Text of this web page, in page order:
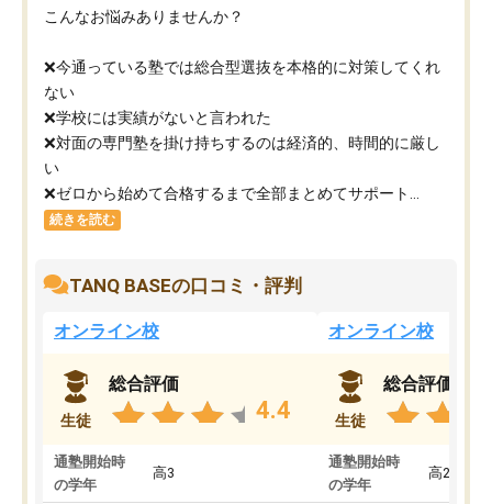
こんなお悩みありませんか？
❌今通っている塾では総合型選抜を本格的に対策してくれ
ない
❌学校には実績がないと言われた
❌対面の専門塾を掛け持ちするのは経済的、時間的に厳し
い
❌ゼロから始めて合格するまで全部まとめてサポート...
続きを読む
TANQ BASEの口コミ・評判
オンライン校
生徒
総合評価
4.4
通塾開始時
の学年
高3
オンライン校
生徒
総合評価
通塾開始時
の学年
高2